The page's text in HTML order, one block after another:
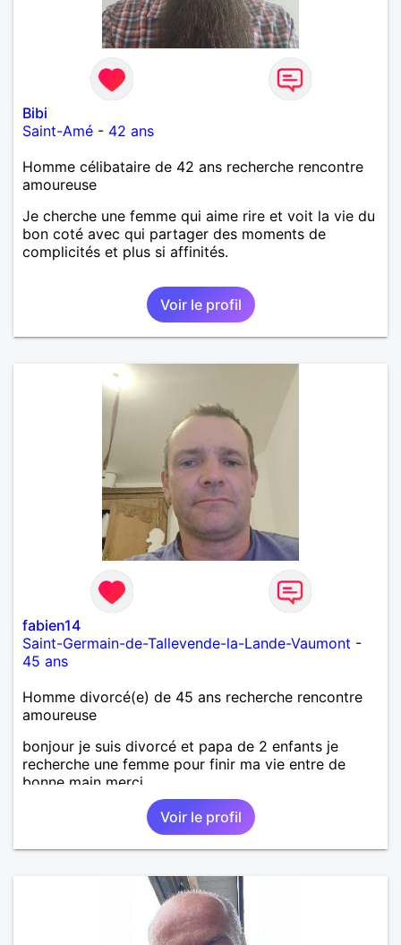
Bibi
Saint-Amé - 42 ans
Homme célibataire de 42 ans recherche rencontre
amoureuse
Je cherche une femme qui aime rire et voit la vie du
bon coté avec qui partager des moments de
complicités et plus si affinités.
Voir le profil
fabien14
Saint-Germain-de-Tallevende-la-Lande-Vaumont -
45 ans
Homme divorcé(e) de 45 ans recherche rencontre
amoureuse
bonjour je suis divorcé et papa de 2 enfants je
recherche une femme pour finir ma vie entre de
bonne main merci
Voir le profil